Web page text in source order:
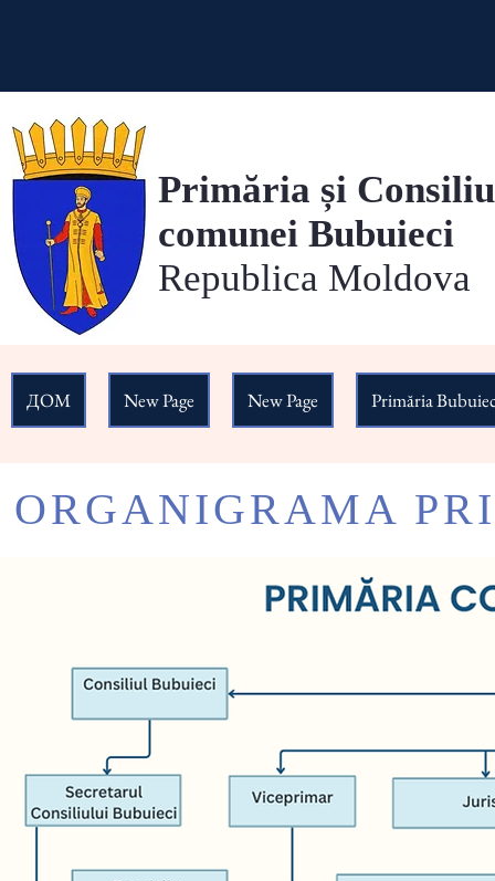
Primăria și
comunei Bubuieci
Republica Moldova
ДОМ New Page New Page Primăria
ORGANIGRAMA